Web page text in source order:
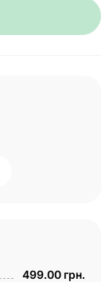
499.00 грн.